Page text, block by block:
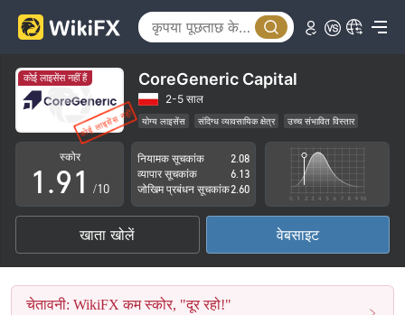
कोई लाइसेंस नहीं हैं CoreGeneric Capital
2-5 साल
योग्य लाइसेंस संदिग्ध व्यावसायिक क्षेत्र उच्च संभावित विस्तार
स्कोर
0
1
2
3
4
.
5
6
7
8
9
0
1
2
3
4
/10
नियामक सूचकांक
2.08
व्यापार सूचकांक
6.13
जोखिम प्रबंधन सूचकांक2.60
खाता खोलें वेबसाइट
चेतावनी: WikiFX कम स्कोर, "दूर रहो!"